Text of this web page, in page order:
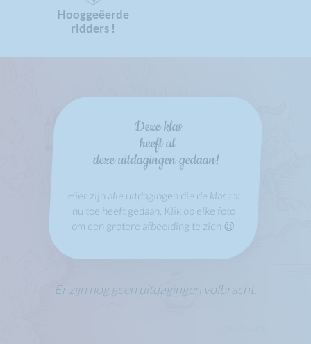
Hooggeëerde
ridders !
Deze klas
heeft al
deze uitdagingen gedaan!
Hier zijn alle uitdagingen die de klas tot
nu toe heeft gedaan. Klik op elke foto
om een grotere afbeelding te zien 😉
Er zijn nog geen uitdagingen volbracht.